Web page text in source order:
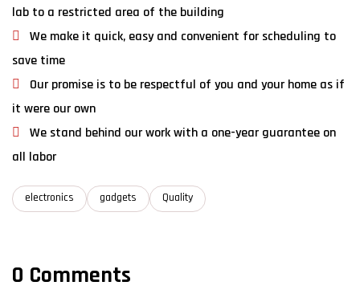
lab to a restricted area of ​​the building
We make it quick, easy and convenient for scheduling to
save time
Our promise is to be respectful of you and your home as if
it were our own
We stand behind our work with a one-year guarantee on
all labor
electronics gadgets Quality
0 Comments